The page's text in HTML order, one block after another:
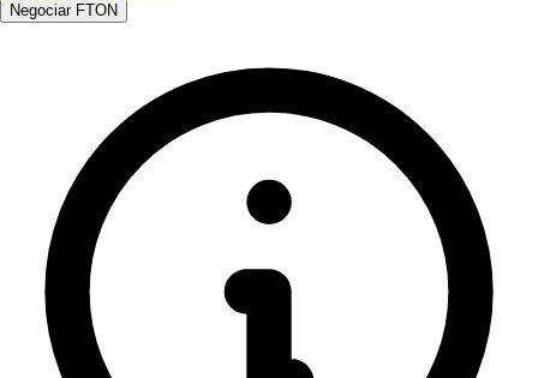
Negociar FTON